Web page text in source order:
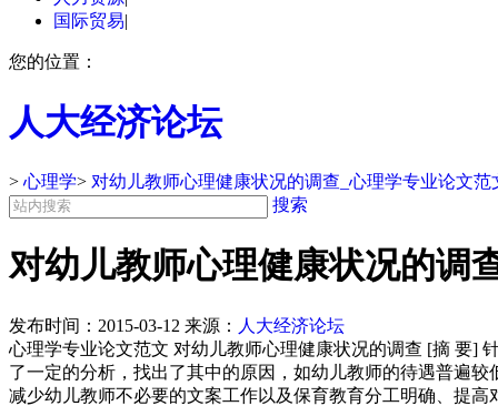
国际贸易|
您的位置：
人大经济论坛
> 心理学> 对幼儿教师心理健康状况的调查_心理学专业论文范
搜索
对幼儿教师心理健康状况的调
发布时间： 2015-03-12 来源： 人大经济论坛
心理学专业论文范文 对幼儿教师心理健康状况的调查 [摘 要]
了一定的分析，找出了其中的原因，如幼儿教师的待遇普遍
减少幼儿教师不必要的文案工作以及保育教育分工明确、提